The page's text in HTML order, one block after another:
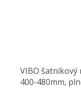
VIBO šatníkový
400-480mm,